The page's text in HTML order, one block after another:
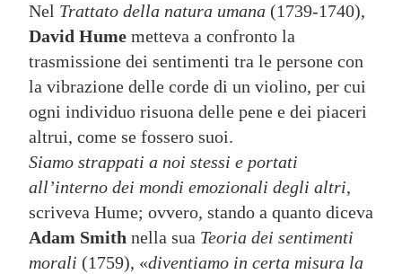
Nel Trattato della natura umana (1739-1740),
David Hume metteva a confronto la
trasmissione dei sentimenti tra le persone con
la vibrazione delle corde di un violino, per cui
ogni individuo risuona delle pene e dei piaceri
altrui, come se fossero suoi.
Siamo strappati a noi stessi e portati
all’interno dei mondi emozionali degli altri,
scriveva Hume; ovvero, stando a quanto diceva
Adam Smith nella sua Teoria dei sentimenti
morali (1759), «diventiamo in certa misura la